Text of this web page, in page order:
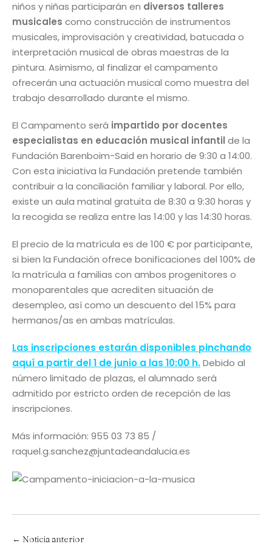
niños y niñas participarán en diversos talleres
musicales como construcción de instrumentos
musicales, improvisación y creatividad, batucada o
interpretación musical de obras maestras de la
pintura. Asimismo, al finalizar el campamento
ofrecerán una actuación musical como muestra del
trabajo desarrollado durante el mismo.
El Campamento será impartido por docentes
especialistas en educación musical infantil de la
Fundación Barenboim-Said en horario de 9:30 a 14:00.
Con esta iniciativa la Fundación pretende también
contribuir a la conciliación familiar y laboral. Por ello,
existe un aula matinal gratuita de 8:30 a 9:30 horas y
la recogida se realiza entre las 14:00 y las 14:30 horas.
El precio de la matrícula es de 100 € por participante,
si bien la Fundación ofrece bonificaciones del 100% de
la matrícula a familias con ambos progenitores o
monoparentales que acrediten situación de
desempleo, así como un descuento del 15% para
hermanos/as en ambas matrículas.
Las inscripciones estarán disponibles pinchando
aquí a partir del 1 de junio a las 10:00 h.Debido al
número limitado de plazas, el alumnado será
admitido por estricto orden de recepción de las
inscripciones.
Más información: 955 03 73 85 /
raquel.g.sanchez@juntadeandalucia.es
← Noticia anterior